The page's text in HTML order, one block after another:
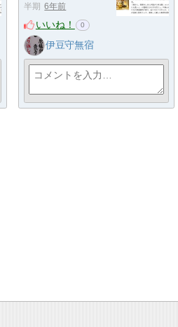
半期
6年前
いいね！ 0
伊豆守無宿